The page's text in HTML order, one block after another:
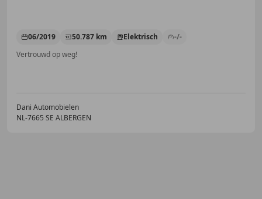
06/2019 50.787 km Elektrisch
-/-
Vertrouwd op weg!
Dani Automobielen
NL-7665 SE ALBERGEN